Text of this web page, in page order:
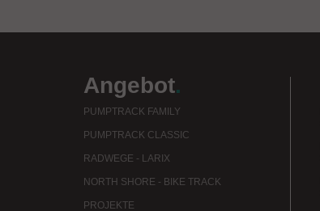
Angebot.
PUMPTRACK FAMILY
PUMPTRACK CLASSIC
RADWEGE - LARIX
NORTH SHORE - BIKE TRACK
PROJEKTE